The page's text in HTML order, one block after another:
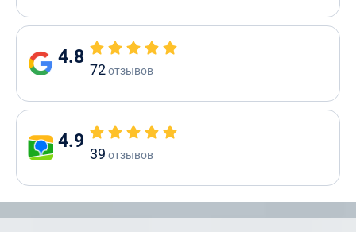
4.8
72отзывов
4.9
39 отзывов